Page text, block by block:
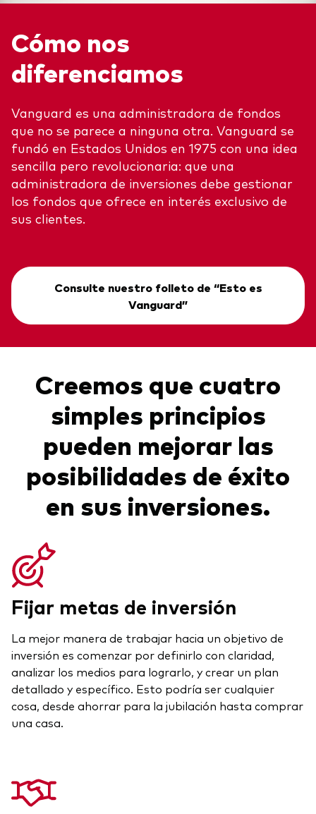
Cómo nos
diferenciamos
Vanguard es una administradora de fondos
que no se parece a ninguna otra. Vanguard se
fundó en Estados Unidos en 1975 con una idea
sencilla pero revolucionaria: que una
administradora de inversiones debe gestionar
los fondos que ofrece en interés exclusivo de
sus clientes.
Consulte nuestro folleto de “Esto es
Vanguard”
Creemos que cuatro
simples principios
pueden mejorar las
posibilidades de éxito
en sus inversiones.
Fijar metas de inversión
La mejor manera de trabajar hacia un objetivo de
inversión es comenzar por definirlo con claridad,
analizar los medios para lograrlo, y crear un plan
detallado y específico. Esto podría ser cualquier
cosa, desde ahorrar para la jubilación hasta comprar
una casa.